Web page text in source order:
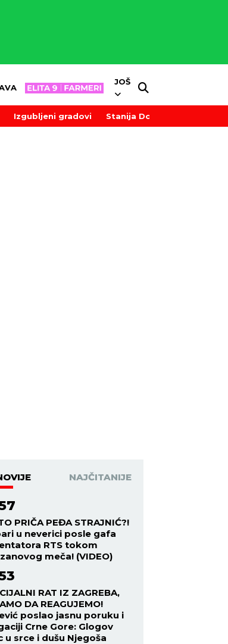
JOŠ
Izgubljeni gradovi Stanija Dobrojević
NAJČITANIJE
PRIČA PEĐA STRAJNIĆ?!
u neverici posle gafa
RTS tokom
meča! (VIDEO)
RAT IZ ZAGREBA,
DA REAGUJEMO!
poslao jasnu poruku i
Crne Gore: Glogov
u srce i dušu Njegoša